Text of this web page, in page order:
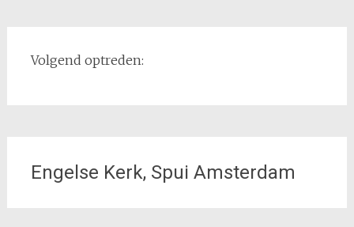
Volgend optreden:
Engelse Kerk, Spui Amsterdam